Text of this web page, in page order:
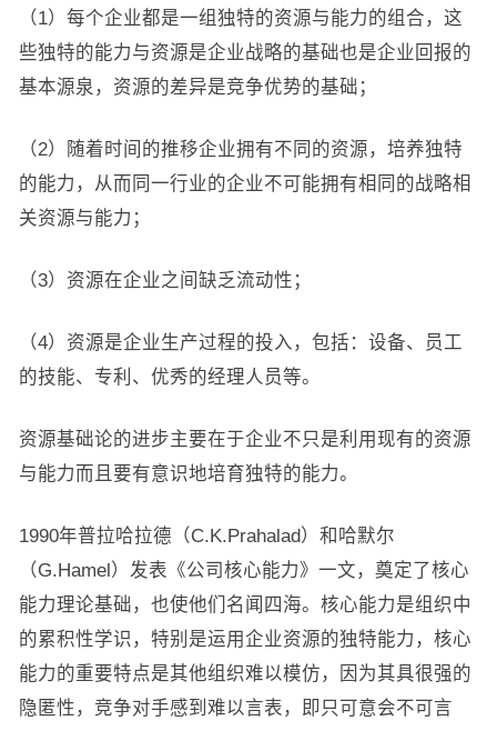
（1）每个企业都是一组独特的资源与能力的组合，这
些独特的能力与资源是企业战略的基础也是企业回报的
基本源泉，资源的差异是竞争优势的基础；
（2）随着时间的推移企业拥有不同的资源，培养独特
的能力，从而同一行业的企业不可能拥有相同的战略相
关资源与能力；
（3）资源在企业之间缺乏流动性；
（4）资源是企业生产过程的投入，包括：设备、员工
的技能、专利、优秀的经理人员等。
资源基础论的进步主要在于企业不只是利用现有的资源
与能力而且要有意识地培育独特的能力。
1990年普拉哈拉德（C.K.Prahalad）和哈默尔
（G.Hamel）发表《公司核心能力》一文，奠定了核心
能力理论基础，也使他们名闻四海。核心能力是组织中
的累积性学识，特别是运用企业资源的独特能力，核心
能力的重要特点是其他组织难以模仿，因为其具很强的
隐匿性，竞争对手感到难以言表，即只可意会不可言